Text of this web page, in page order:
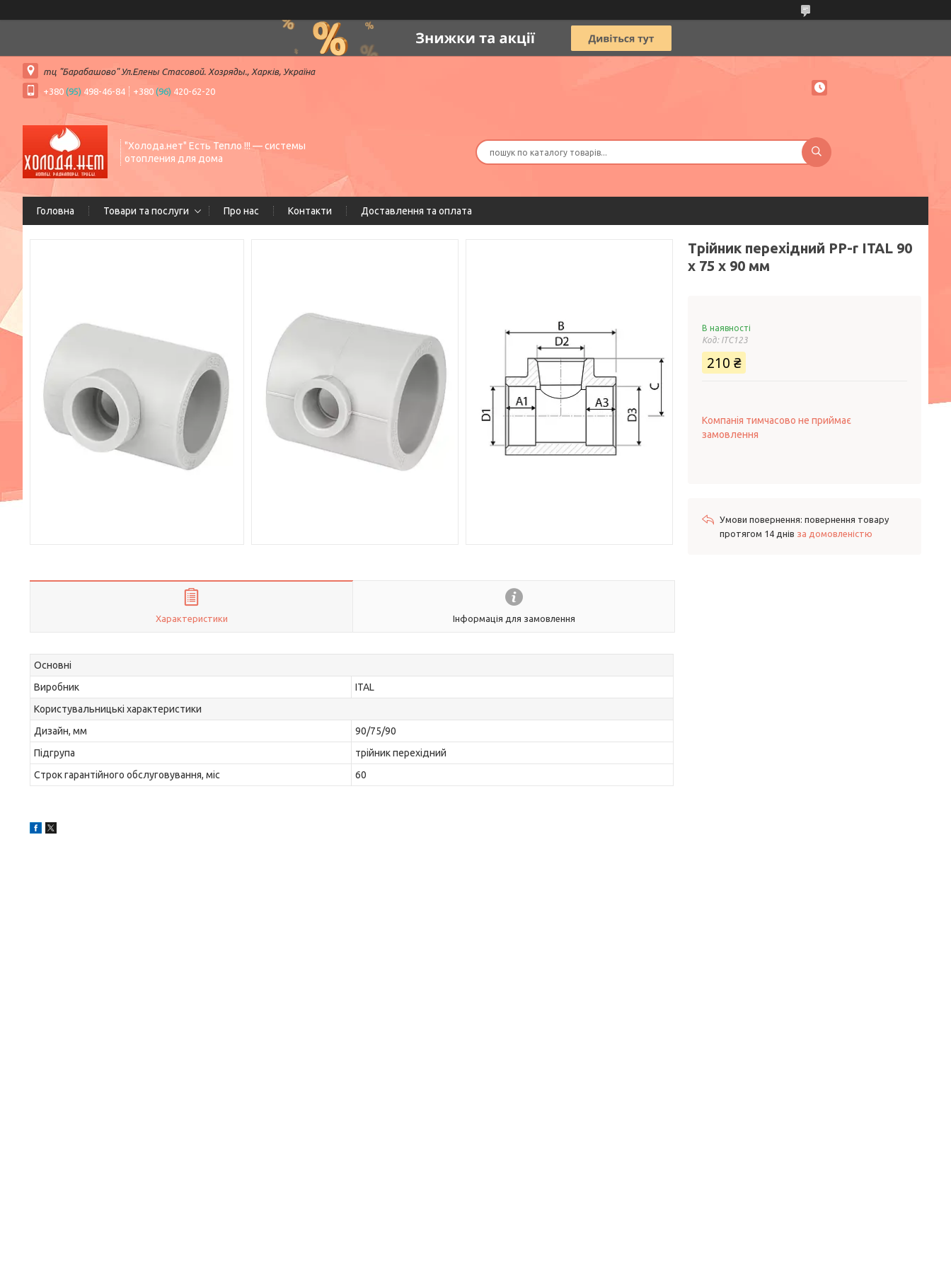
тц "Барабашово" Ул.Елены Стасовой. Хозряды., Харків, Україна
+380 (95) 498-46-84 +380 (96) 420-62-20
"Холода.нет" Есть Тепло !!! — системы
отопления для дома
Головна Товари та послуги Про нас Контакти Доставлення та оплата
Характеристики Інформація для замовлення
Основні
Виробник
ITAL
Користувальницькі характеристики
Дизайн, мм
90/75/90
Підгрупа
трійник перехідний
Строк гарантійного обслуговування, міс
60
Трійник перехідний PP-r ITAL 90
x 75 x 90 мм
В наявності
Код: ITC123
210 ₴
Компанія тимчасово не приймає
замовлення
повернення товару
протягом 14 днів за домовленістю